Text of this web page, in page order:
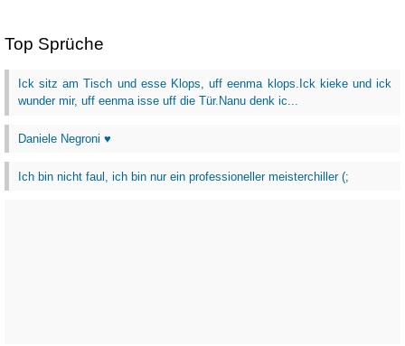
Top Sprüche
Ick sitz am Tisch und esse Klops, uff eenma klops.Ick kieke und ick
wunder mir, uff eenma isse uff die Tür.Nanu denk ic...
Daniele Negroni ♥
Ich bin nicht faul, ich bin nur ein professioneller meisterchiller (;